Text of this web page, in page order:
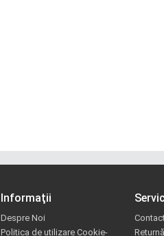
Informaţii
Despre Noi
Politica de utilizare Cookie-